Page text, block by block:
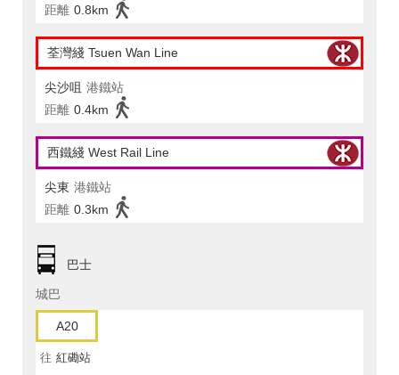
距離 0.8km
荃灣綫 Tsuen Wan Line
尖沙咀 港鐵站
距離 0.4km
西鐵綫 West Rail Line
尖東 港鐵站
距離 0.3km
巴士
城巴
A20
往 紅磡站